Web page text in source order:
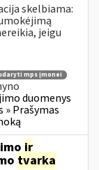
skelbiama:
jeigu
mps įmonei
duomenys
» Prašymas
ir
tvarka